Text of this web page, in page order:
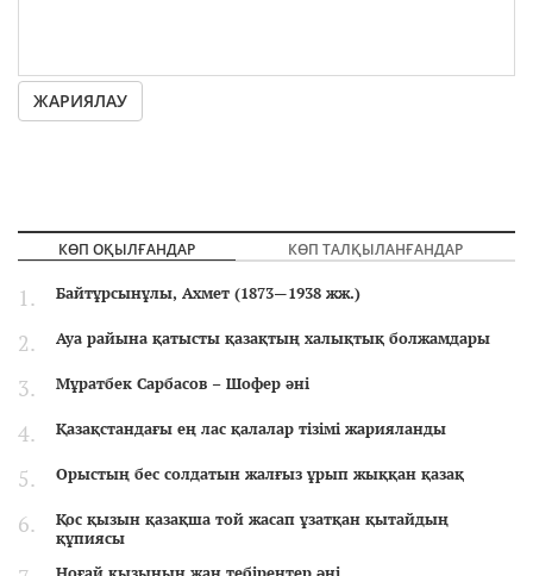
ЖАРИЯЛАУ
КӨП ОҚЫЛҒАНДАР КӨП ТАЛҚЫЛАНҒАНДАР
Байтұрсынұлы, Ахмет (1873—1938 жж.)
Ауа райына қатысты қазақтың халықтық болжамдары
Мұратбек Сарбасов – Шофер әні
Қазақстандағы ең лас қалалар тізімі жарияланды
Орыстың бес солдатын жалғыз ұрып жыққан қазақ
Қос қызын қазақша той жасап ұзатқан қытайдың
құпиясы